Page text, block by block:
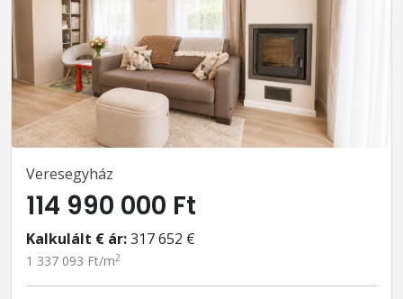
Veresegyház
114 990 000 Ft
Kalkulált € ár:317 652 €
1 337 093 Ft/m2